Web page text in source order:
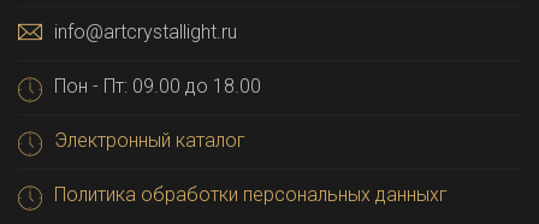
info@artcrystallight.ru
Пон - Пт: 09.00 до 18.00
Электронный каталог
Политика обработки персональных данныхг